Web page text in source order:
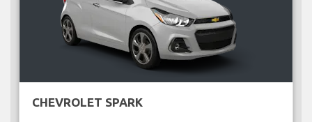
CHEVROLET SPARK